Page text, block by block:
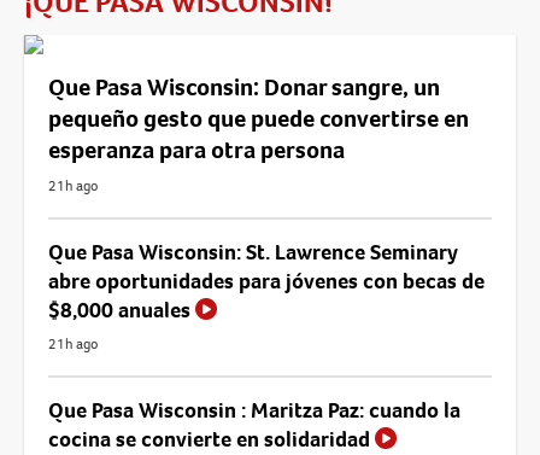
Que Pasa Wisconsin: Donar sangre, un
pequeño gesto que puede convertirse en
esperanza para otra persona
21h ago
Que Pasa Wisconsin: St. Lawrence Seminary
abre oportunidades para jóvenes con becas de
$8,000 anuales
21h ago
Que Pasa Wisconsin : Maritza Paz: cuando la
cocina se convierte en solidaridad